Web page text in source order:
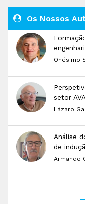
Os Nossos
Onésimo
setor
Lázaro
Análise
de
Armando